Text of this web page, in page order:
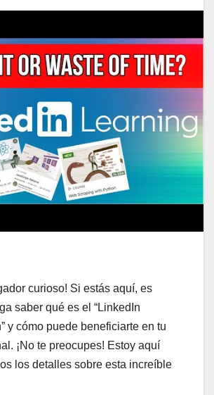
curioso! Si estás aquí, es
saber qué es el “LinkedIn
y cómo puede beneficiarte en tu
¡No te preocupes! Estoy aquí
los detalles sobre esta increíble